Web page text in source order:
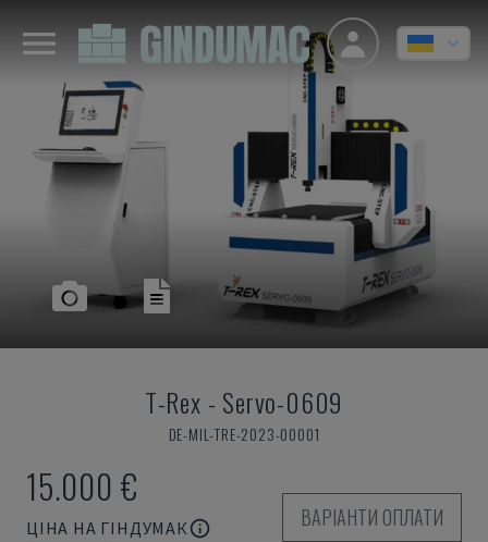
T-Rex - Servo-0609
DE-MIL-TRE-2023-00001
15.000 €
ЦІНА НА ГІНДУМАК
ВАРІАНТИ ОПЛАТИ